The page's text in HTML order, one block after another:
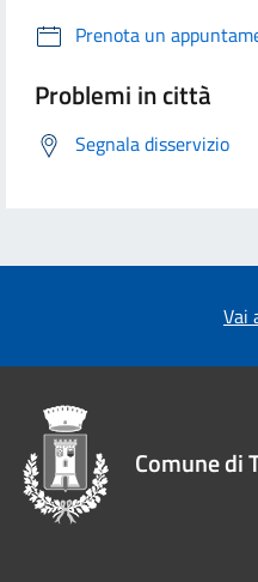
Prenota un
Problemi in città
Segnala disservizio
Vai
Comune di